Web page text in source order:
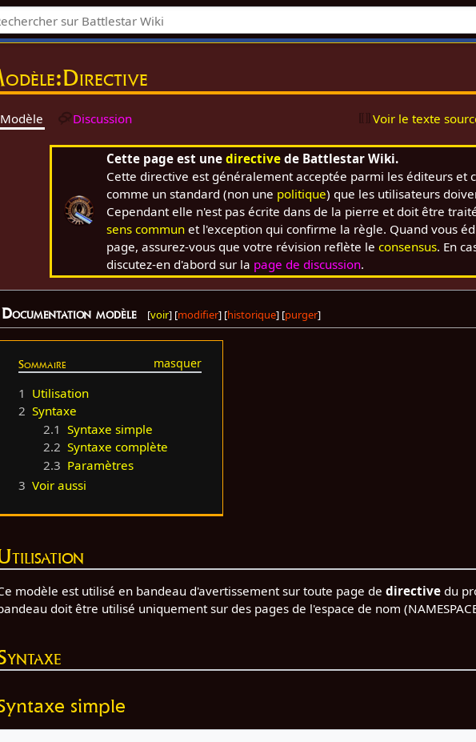
:Directive
Modèle Discussion Voir le texte
Cette page est une directivede Battlestar Wiki.
Cette directive est généralement acceptée parmi les éditeurs et
comme un standard (non une politique) que les utilisateurs
Cependant elle n'est pas écrite dans de la pierre et doit être
sens communet l'exception qui confirme la règle. Quand vous
page, assurez-vous que votre révision reflète le consensus. En
discutez-en d'abord sur la page de discussion.
Documentation modèle [voir] [modifier] [historique] [purger]
Sommaire
1 Utilisation
2 Syntaxe
2.1 Syntaxe simple
2.2 Syntaxe complète
2.3 Paramètres
3 Voir aussi
modèle est utilisé en bandeau d'avertissement sur toute page dedirective du
doit être utilisé uniquement sur des pages de l'espace de nom
simple